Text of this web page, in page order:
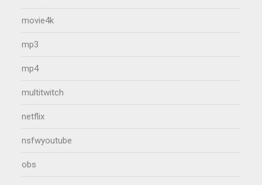
movie4k
mp3
mp4
multitwitch
netflix
nsfwyoutube
obs